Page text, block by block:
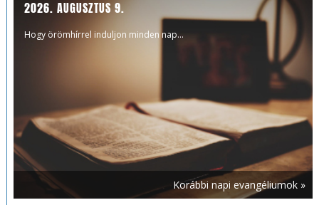
2026. AUGUSZTUS 9.
Hogy örömhírrel induljon minden nap...
Korábbi napi evangéliumok »